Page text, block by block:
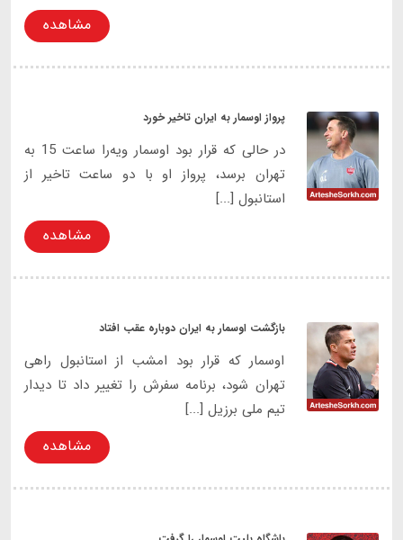
مشاهده
پرواز اوسمار به ایران تاخیر خورد
در حالی که قرار بود اوسمار ویه‌را ساعت 15 به
تهران برسد، پرواز او با دو ساعت تاخیر از
استانبول [...]
مشاهده
بازگشت اوسمار به ایران دوباره عقب افتاد
اوسمار که قرار بود امشب از استانبول راهی
تهران شود، برنامه سفرش را تغییر داد تا دیدار
تیم ملی برزیل [...]
مشاهده